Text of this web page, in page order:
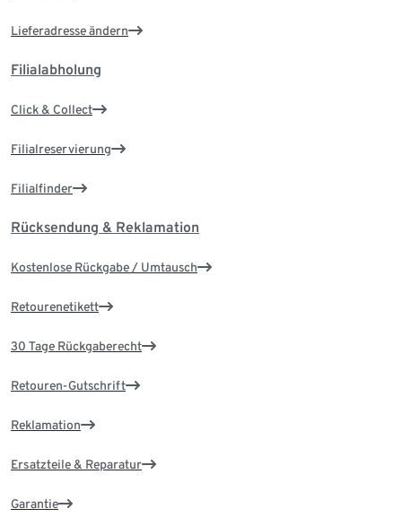
Lieferadresse ändern
Filialabholung
Click & Collect
Filialreservierung
Filialfinder
Rücksendung & Reklamation
Kostenlose Rückgabe / Umtausch
Retourenetikett
30 Tage Rückgaberecht
Retouren-Gutschrift
Reklamation
Ersatzteile & Reparatur
Garantie